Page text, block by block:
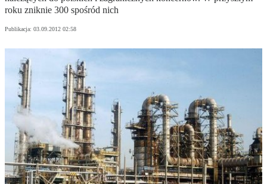
roku zniknie 300 spośród nich
Publikacja: 03.09.2012 02:58